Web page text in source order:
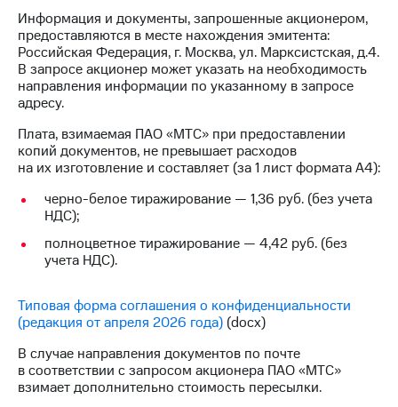
Информация
акционерам
Документы
ПАО
"МТС"
Личный
кабинет
акционера
Акционерный
капитал
Контроль
и
аудит
Описание
приобретения
Порядок
выкупа
Информация и документы, запрошенные акционером,
предоставляются в месте нахождения эмитента:
Российская Федерация, г. Москва, ул. Марксистская, д.4.
В запросе акционер может указать на необходимость
направления информации по указанному в запросе
адресу.
Плата, взимаемая ПАО «МТС» при предоставлении
копий документов, не превышает расходов
на их изготовление и составляет (за 1 лист формата А4):
черно-белое тиражирование — 1,36 руб. (без учета
НДС);
полноцветное тиражирование — 4,42 руб. (без
учета НДС).
Типовая форма соглашения о конфиденциальности
(редакция от апреля 2026 года) (docx)
В случае направления документов по почте
в соответствии с запросом акционера ПАО «МТС»
взимает дополнительно стоимость пересылки.